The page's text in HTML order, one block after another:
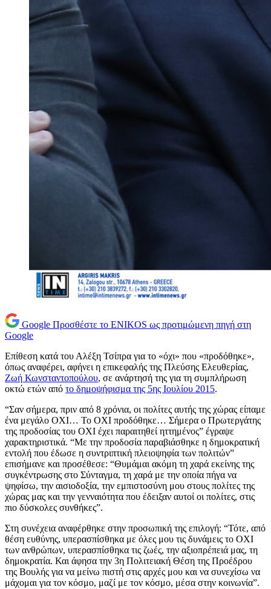
Google Προσθέστε το ENIKOS ως προτιμώμενη πηγή στη
Google
Επίθεση κατά του Αλέξη Τσίπρα για το «όχι» που «προδόθηκε»,
όπως αναφέρει, αφήνει η επικεφαλής της Πλεύσης Ελευθερίας,
Ζωή Κωνσταντοπούλου, σε ανάρτησή της για τη συμπλήρωση
οκτώ ετών από το δημοψήφισμα της 5ης Ιουλίου 2015.
“Σαν σήμερα, πριν από 8 χρόνια, οι πολίτες αυτής της χώρας είπαμε
ένα μεγάλο ΟΧΙ… Το ΟΧΙ προδόθηκε… Σήμερα ο Πρωτεργάτης
της προδοσίας του ΟΧΙ έχει παραιτηθεί ηττημένος” έγραψε
χαρακτηριστικά. “Με την προδοσία παραβιάσθηκε η δημοκρατική
εντολή που έδωσε η συντριπτική πλειοψηφία των πολιτών”
επισήμανε και προσέθεσε: “Θυμάμαι ακόμη τη χαρά εκείνης της
συγκέντρωσης στο Σύνταγμα, τη χαρά με την οποία πήγα να
ψηφίσω, την αισιοδοξία, την εμπιστοσύνη μου στους πολίτες της
χώρας μας και την γενναιότητα που έδειξαν αυτοί οι πολίτες, στις
πιο δύσκολες συνθήκες”.
Στη συνέχεια αναφέρθηκε στην προσωπική της επιλογή: “Τότε, από
θέση ευθύνης, υπερασπίσθηκα με όλες μου τις δυνάμεις το ΟΧΙ
των ανθρώπων, υπερασπίσθηκα τις ζωές, την αξιοπρέπειά μας, τη
δημοκρατία. Και άφησα την 3η Πολιτειακή Θέση της Προέδρου
της Βουλής για να μείνω πιστή στις αρχές μου και να συνεχίσω να
μάχομαι για τον κόσμο, μαζί με τον κόσμο, μέσα στην κοινωνία”.